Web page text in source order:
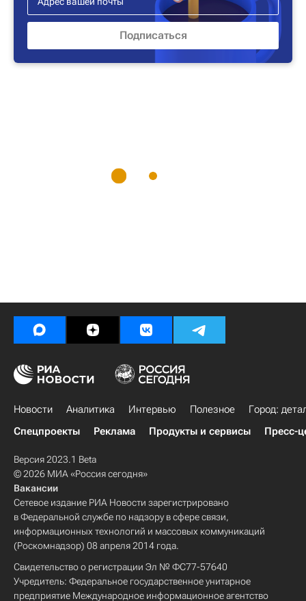
Новости Аналитика Интервью Полезное
Город:
Спецпроекты
Реклама Продукты и сервисы Пресс-
Версия 2023.1 Beta
© 2026 МИА «Россия сегодня»
Вакансии
Сетевое издание РИА Новости зарегистрировано
в Федеральной службе по надзору в сфере связи,
информационных технологий и массовых коммуникаций
(Роскомнадзор) 08 апреля 2014 года.
Свидетельство о регистрации Эл № ФС77-57640
Учредитель: Федеральное государственное унитарное
предприятие Международное информационное агентство